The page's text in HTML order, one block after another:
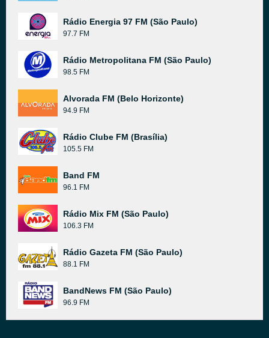
Rádio Energia 97 FM (São Paulo)
97.7 FM
Rádio Metropolitana FM (São Paulo)
98.5 FM
Alvorada FM (Belo Horizonte)
94.9 FM
Rádio Clube FM (Brasília)
105.5 FM
Band FM
96.1 FM
Rádio Mix FM (São Paulo)
106.3 FM
Rádio Gazeta FM (São Paulo)
88.1 FM
BandNews FM (São Paulo)
96.9 FM